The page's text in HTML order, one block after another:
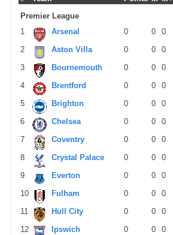
Premier League
1
Arsenal 0 0 0
2
Aston Villa 0 0 0
3
Bournemouth 0 0 0
4
Brentford 0 0 0
5
Brighton 0 0 0
6
Chelsea 0 0 0
7
Coventry 0 0 0
8
Crystal Palace 0 0 0
9
Everton 0 0 0
10
Fulham 0 0 0
11
Hull City 0 0 0
12
Ipswich 0 0 0